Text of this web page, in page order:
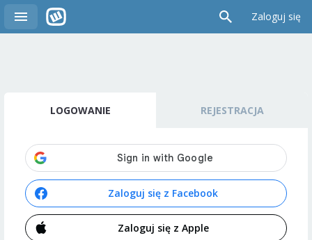
Zaloguj się
LOGOWANIE REJESTRACJA
Zaloguj się z Facebook
Zaloguj się z Apple